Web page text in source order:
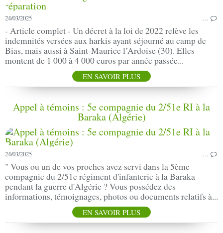
24/03/2025 …
- Article complet - Un décret à la loi de 2022 relève les
indemnités versées aux harkis ayant séjourné au camp de
Bias, mais aussi à Saint-Maurice l’Ardoise (30). Elles
montent de 1 000 à 4 000 euros par année passée...
EN SAVOIR PLUS
Appel à témoins : 5e compagnie du 2/51e RI à la
Baraka (Algérie)
24/03/2025 …
" Vous ou un de vos proches avez servi dans la 5ème
compagnie du 2/51e régiment d'infanterie à la Baraka
pendant la guerre d'Algérie ? Vous possédez des
informations, témoignages, photos ou documents relatifs à...
EN SAVOIR PLUS